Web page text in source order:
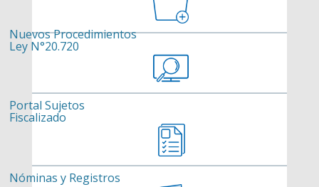
Nuevos Procedimientos
Ley N°20.720
Portal Sujetos
Fiscalizado
Nóminas y Registros